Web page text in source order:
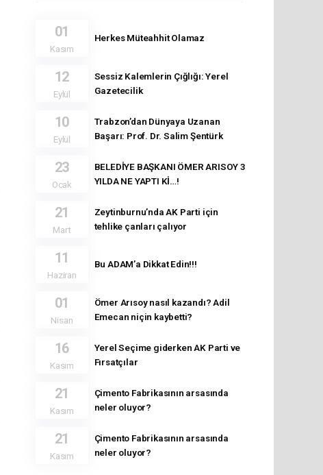
01
Kasım
Herkes Müteahhit Olamaz
12
Eylül
Sessiz Kalemlerin Çığlığı: Yerel
Gazetecilik
10
Eylül
Trabzon’dan Dünyaya Uzanan
Başarı: Prof. Dr. Salim Şentürk
23
Ocak
BELEDİYE BAŞKANI ÖMER ARISOY 3
YILDA NE YAPTI Kİ…!
21
Mart
Zeytinburnu’nda AK Parti için
tehlike çanları çalıyor
11
Haziran
Bu ADAM’a Dikkat Edin!!!
01
Nisan
Ömer Arısoy nasıl kazandı? Adil
Emecan niçin kaybetti?
16
Kasım
Yerel Seçime giderken AK Parti ve
Fırsatçılar
21
Kasım
Çimento Fabrikasının arsasında
neler oluyor?
21
Kasım
Çimento Fabrikasının arsasında
neler oluyor?